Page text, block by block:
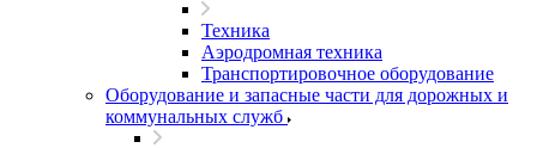
Техника
Аэродромная техника
Транспортировочное оборудование
Оборудование и запасные части для дорожных и
коммунальных служб